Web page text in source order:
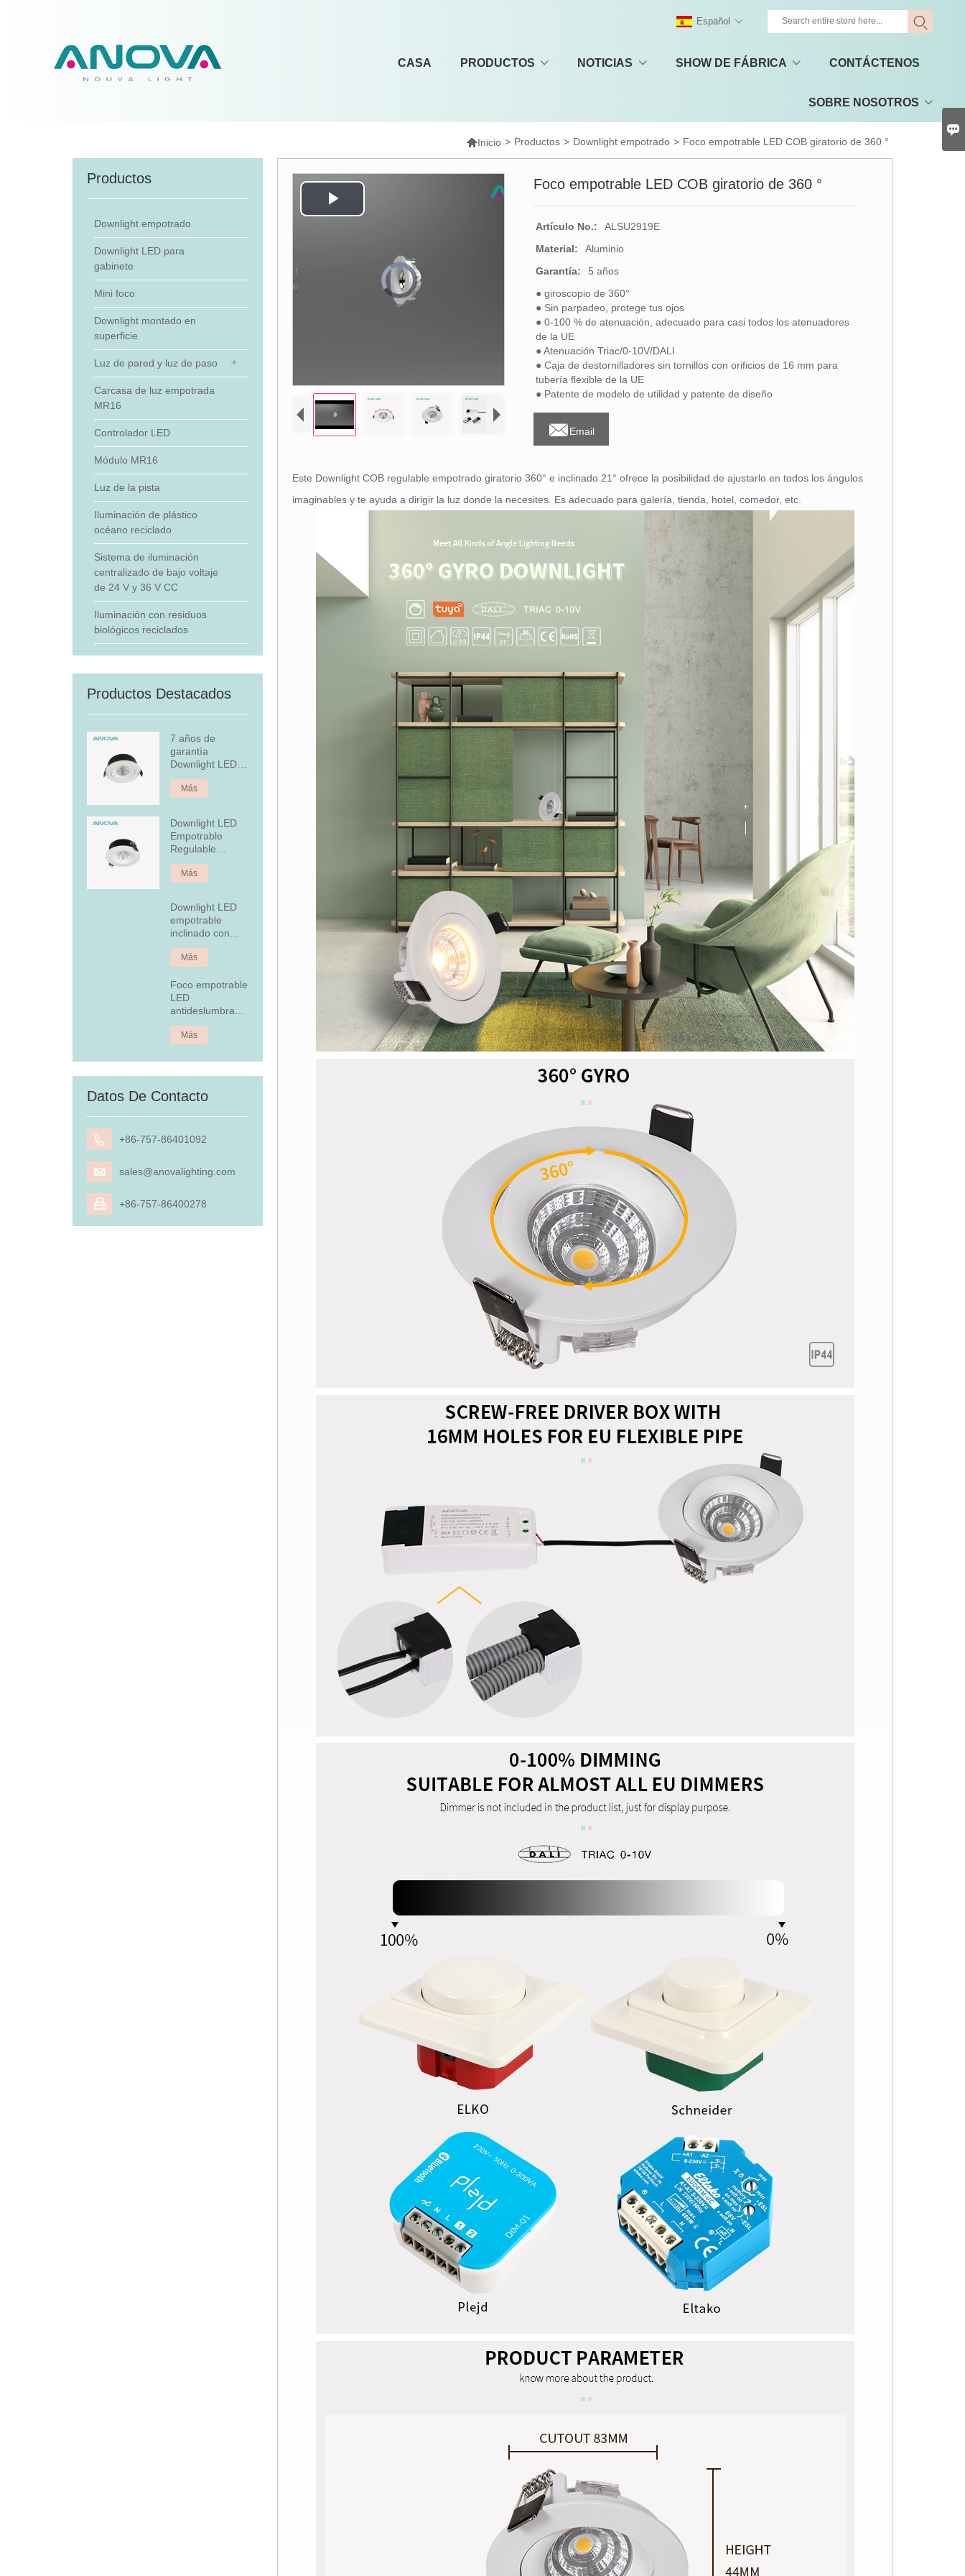
CASA PRODUCTOS NOTICIAS SHOW DE FÁBRICA CONTÁCTENOS
SOBRE NOSOTROS
Español
Inicio > Productos > Downlight empotrado > Foco empotrable LED COB giratorio de 360 ​​°
Productos
Downlight empotrado
Downlight LED para
gabinete
Mini foco
Downlight montado en
superficie
Luz de pared y luz de paso
Carcasa de luz empotrada
MR16
Controlador LED
Módulo MR16
Luz de la pista
Iluminación de plástico
océano reciclado
Sistema de iluminación
centralizado de bajo voltaje
de 24 V y 36 V CC
Iluminación con residuos
biológicos reciclados
Productos Destacados
7 años de
garantía
Downlight LED
empotrado
regulable
Más
Downlight LED
Empotrable
Regulable
Aluminio 7W Fijo
Más
Downlight LED
empotrable
inclinado con
cubierta
posterior
Más
Foco empotrable
LED
antideslumbrante
de 4,5 W
Más
Datos De Contacto
 +86-757-86401092
 sales@anovalighting.com
 +86-757-86400278
Video
Player
is
loading.
Play
Foco empotrable LED COB giratorio de 360 ​​°
Artículo No.:
ALSU2919E
Material:
Aluminio
Garantía:
5 años
● giroscopio de 360°
● Sin parpadeo, protege tus ojos
● 0-100 % de atenuación, adecuado para casi todos los atenuadores
de la UE
● Atenuación Triac/0-10V/DALI
● Caja de destornilladores sin tornillos con orificios de 16 mm para
tubería flexible de la UE
● Patente de modelo de utilidad y patente de diseño
Email
Este Downlight COB regulable empotrado giratorio 360° e inclinado 21° ofrece la posibilidad de ajustarlo en todos los ángulos
imaginables y te ayuda a dirigir la luz donde la necesites. Es adecuado para galería, tienda, hotel, comedor, etc.
